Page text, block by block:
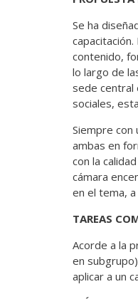
Se ha
contenido,
lo largo de
sede central
sociales,
Siempre con
ambas en
con la
cámara
en el tema,
TAREAS
Acorde a la
en
aplicar a un